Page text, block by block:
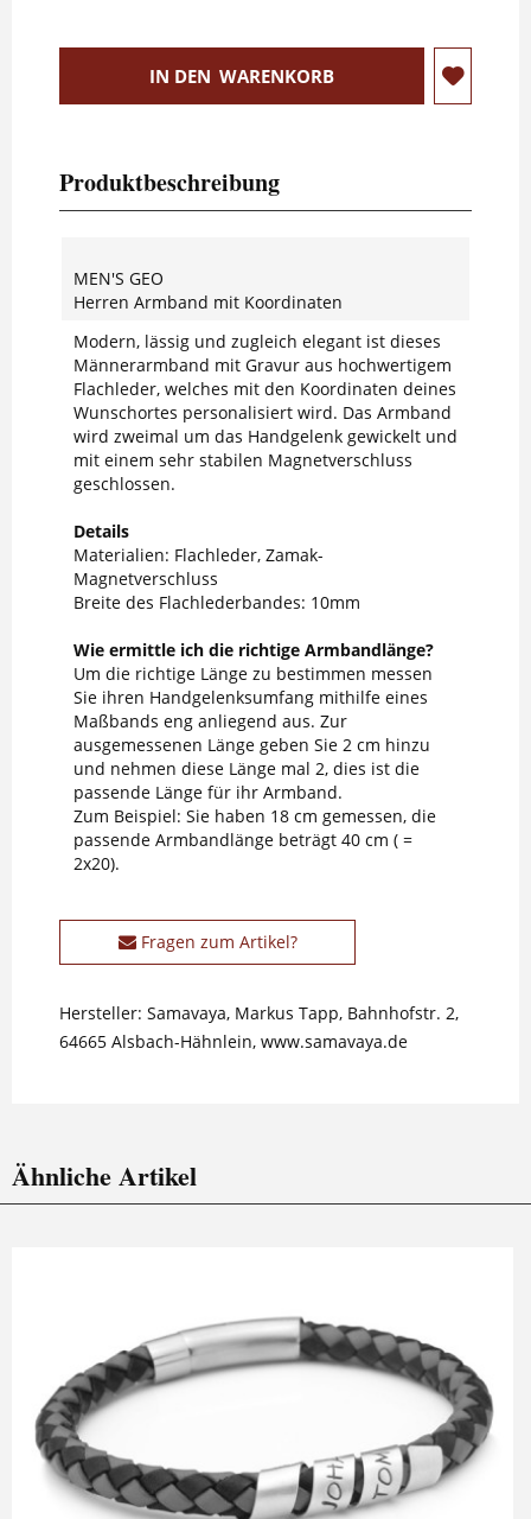
IN DEN WARENKORB
Produktbeschreibung
MEN'S GEO
Herren Armband mit Koordinaten
Modern, lässig und zugleich elegant ist dieses
Männerarmband mit Gravur aus hochwertigem
Flachleder, welches mit den Koordinaten deines
Wunschortes personalisiert wird. Das Armband
wird zweimal um das Handgelenk gewickelt und
mit einem sehr stabilen Magnetverschluss
geschlossen.
Details
Materialien: Flachleder, Zamak-
Magnetverschluss
Breite des Flachlederbandes: 10mm
Wie ermittle ich die richtige Armbandlänge?
Um die richtige Länge zu bestimmen messen
Sie ihren Handgelenksumfang mithilfe eines
Maßbands eng anliegend aus. Zur
ausgemessenen Länge geben Sie 2 cm hinzu
und nehmen diese Länge mal 2, dies ist die
passende Länge für ihr Armband.
Zum Beispiel: Sie haben 18 cm gemessen, die
passende Armbandlänge beträgt 40 cm ( =
2x20).
Fragen zum Artikel?
Hersteller: Samavaya, Markus Tapp, Bahnhofstr. 2,
64665 Alsbach-Hähnlein, www.samavaya.de
Ähnliche Artikel